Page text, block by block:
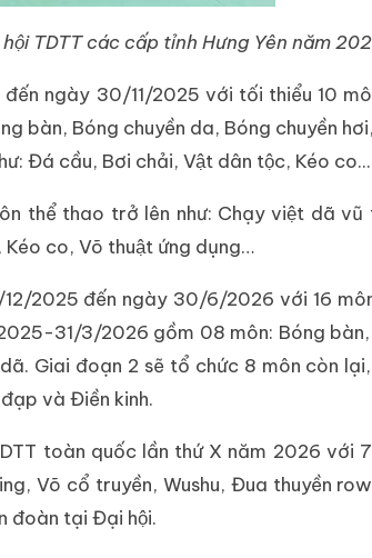
TDTT các cấp tỉnh Hưng Yên năm
ngày 30/11/2025 với tối thiểu 10
bàn, Bóng chuyền da, Bóng chuyền
Đá cầu, Bơi chải, Vật dân tộc, Kéo co...
thể thao trở lên như: Chạy việt dã vũ
co, Võ thuật ứng dụng…
2025 đến ngày 30/6/2026 với 16
31/3/2026 gồm 08 môn: Bóng
Giai đoạn 2 sẽ tổ chức 8 môn còn
và Điền kinh.
toàn quốc lần thứ X năm 2026 với
Võ cổ truyền, Wushu, Đua thuyền
đoàn tại Đại hội.